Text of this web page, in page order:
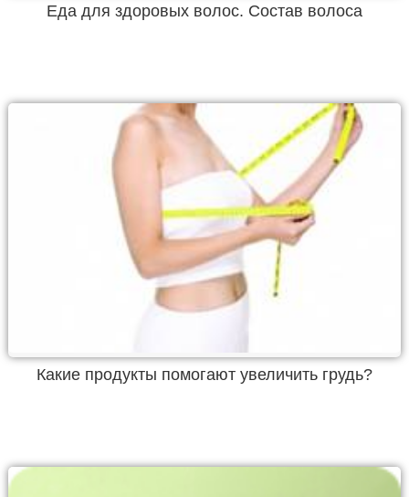
Еда для здоровых волос. Состав волоса
Какие продукты помогают увеличить грудь?